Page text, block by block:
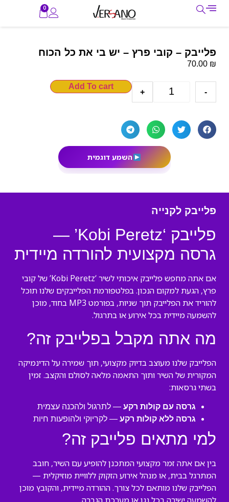
0
פלייבק – קובי פרץ – יש בי את כל הכוח
70.00 ₪
-
+
Add To cart
השמע דוגמית
פלייבק לקנייה
פלייבק ‘Kobi Peretz’ —
גרסה מקצועית להורדה מיידית
אם אתה מחפש פלייבק איכותי לשיר ‘Kobi Peretz’ של קובי
פרץ, הגעת למקום הנכון. בפלטפורמת הפלייבקים שלנו תוכל
להוריד את הפלייבק תוך שניות, בפורמט MP3 בחוד, מוכן
להשמעה מיידית בכל אירוע או בתרגול.
מה אתה מקבל בפלייבק זה?
הפלייבק שלנו מעוצב בדיוק מקצועי, תוך שמירה על הדינמיקה
המקורית של השיר ותוך התאמה מלאה לסולם והקצב. זמין
בשתי גרסאות:
גרסה עם קולות רקע — לתרגול ולהכנה עצמית
גרסה ללא קולות רקע — לקריוקי ולהופעות חיות
למי מתאים פלייבק זה?
בין אם אתה זמר מקצועי המתכנן להופיע עם השיר, חובב
המתרגל בבית, או מנהל אירוע הזקוק ללוויית מוזיקלית —
הפלייבק שלנו מותאם לכל צורך. ההורדה מיידית, והקובץ מוכן